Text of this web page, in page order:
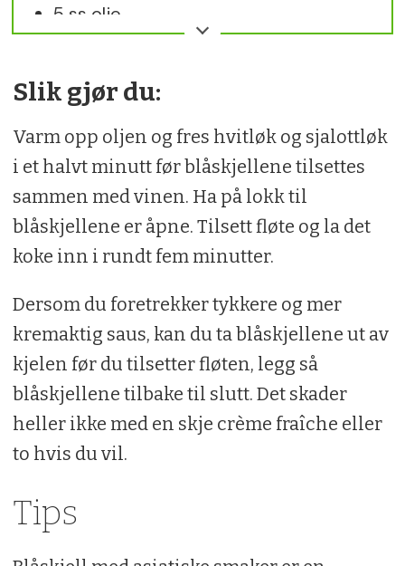
5 ss olje
2 stk finhakket sjalottløk
1 dl hvitvin eller syrlig eplemost
2 dl kremfløte
Persille
Salt og pepper
Slik gjør du:
Varm opp oljen og fres hvitløk og sjalottløk
i et halvt minutt før blåskjellene tilsettes
sammen med vinen. Ha på lokk til
blåskjellene er åpne. Tilsett fløte og la det
koke inn i rundt fem minutter.
Dersom du foretrekker tykkere og mer
kremaktig saus, kan du ta blåskjellene ut av
kjelen før du tilsetter fløten, legg så
blåskjellene tilbake til slutt. Det skader
heller ikke med en skje crème fraîche eller
to hvis du vil.
Tips